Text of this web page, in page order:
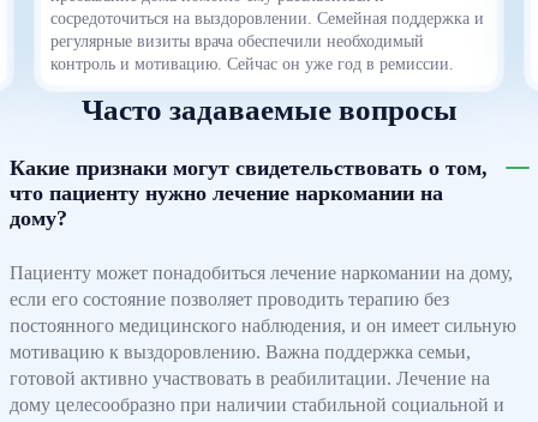
сосредоточиться на выздоровлении. Семейная поддержка и
регулярные визиты врача обеспечили необходимый
контроль и мотивацию. Сейчас он уже год в ремиссии.
Часто задаваемые вопросы
Какие признаки могут свидетельствовать о том,
что пациенту нужно лечение наркомании на
дому?
Пациенту может понадобиться лечение наркомании на дому,
если его состояние позволяет проводить терапию без
постоянного медицинского наблюдения, и он имеет сильную
мотивацию к выздоровлению. Важна поддержка семьи,
готовой активно участвовать в реабилитации. Лечение на
дому целесообразно при наличии стабильной социальной и